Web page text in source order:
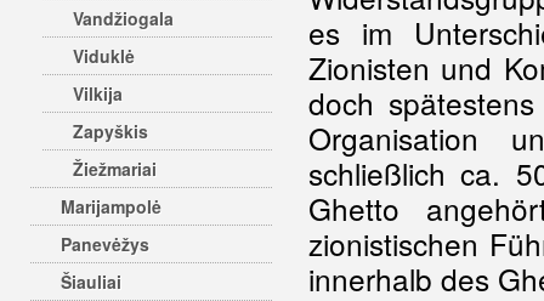
Vandžiogala
Viduklė
Vilkija
Zapyškis
Žiežmariai
Marijampolė
Panevėžys
Šiauliai
es im
Zionisten und
doch
Organisation
schließlich ca.
Ghetto
zionistischen
innerhalb des